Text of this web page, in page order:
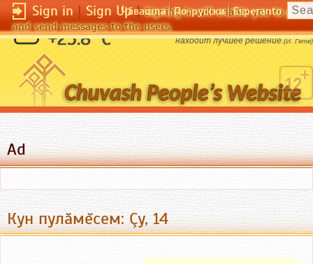
Sign in|Sign Up|Signing in will enable you to post
and send messages to the users.
Чӑвашла По-русски Esperanto
+25.8 °C
Кто долго раздумывает, не всегда
находит лучшее решение.(И. Гете)
Ad
Кун пулăмĕсем: Çу, 14